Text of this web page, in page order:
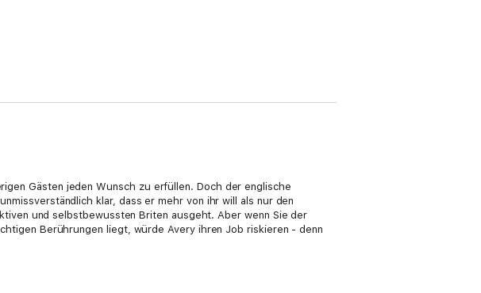
Gästen jeden Wunsch zu erfüllen. Doch der englische
klar, dass er mehr von ihr will als nur den
und selbstbewussten Briten ausgeht. Aber wenn Sie der
Berührungen liegt, würde Avery ihren Job riskieren - denn